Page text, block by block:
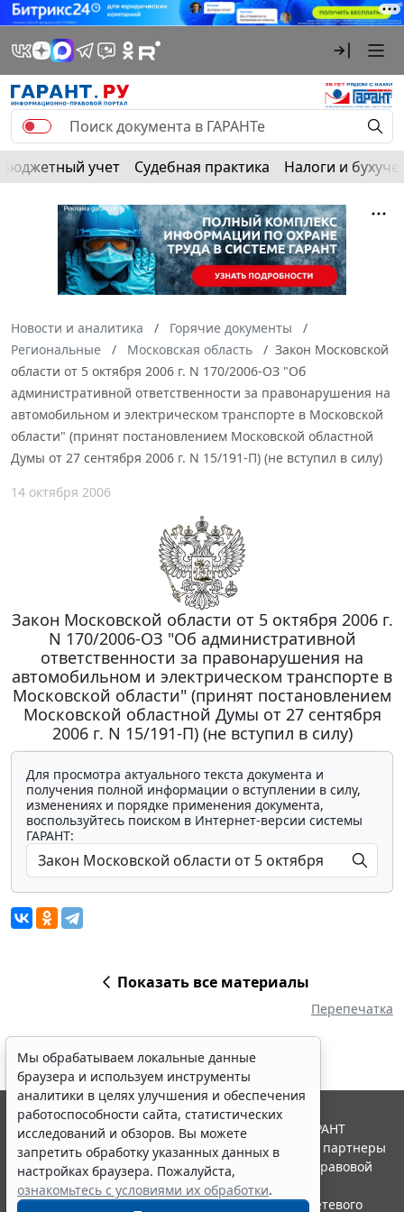
Бюджетный учет Судебная практика Налоги и
Новости и аналитика
Горячие документы
Региональные
Московская область
Закон Московской
области от 5 октября 2006 г. N 170/2006-ОЗ "Об
административной ответственности за правонарушения на
автомобильном и электрическом транспорте в Московской
области" (принят постановлением Московской областной
Думы от 27 сентября 2006 г. N 15/191-П) (не вступил в силу)
14 октября 2006
Закон Московской области от 5 октября 2006 г.
N 170/2006-ОЗ "Об административной
ответственности за правонарушения на
автомобильном и электрическом транспорте в
Московской области" (принят постановлением
Московской областной Думы от 27 сентября
2006 г. N 15/191-П) (не вступил в силу)
Для просмотра актуального текста документа и
получения полной информации о вступлении в силу,
изменениях и порядке применения документа,
воспользуйтесь поиском в Интернет-версии системы
ГАРАНТ:
Показать все материалы
Перепечатка
Мы обрабатываем локальные данные
браузера и используем инструменты
аналитики в целях улучшения и обеспечения
работоспособности сайта, статистических
исследований и обзоров. Вы можете
запретить обработку указанных данных в
настройках браузера. Пожалуйста,
ознакомьтесь с условиями их обработки.
© ООО "НПП "ГАРАНТ-СЕРВИС", 2026. Система ГАРАНТ
выпускается с 1990 года. Компания "Гарант" и ее партнеры
являются участниками Российской ассоциации правовой
информации ГАРАНТ.
Портал ГАРАНТ.РУ зарегистрирован в качестве сетевого